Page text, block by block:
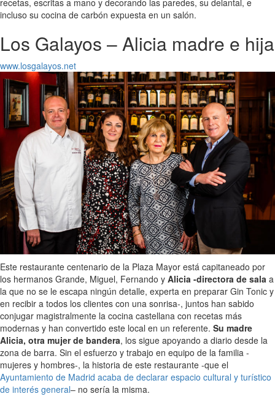
incluso su cocina de carbón expuesta en un salón.
Los Galayos – Alicia madre e hija
www.losgalayos.net
Este restaurante centenario de la Plaza Mayor está capitaneado por
los hermanos Grande, Miguel, Fernando y Alicia -directora de sala a
la que no se le escapa ningún detalle, experta en preparar Gin Tonic y
en recibir a todos los clientes con una sonrisa-, juntos han sabido
conjugar magistralmente la cocina castellana con recetas más
modernas y han convertido este local en un referente. Su madre
Alicia, otra mujer de bandera, los sigue apoyando a diario desde la
zona de barra. Sin el esfuerzo y trabajo en equipo de la familia -
mujeres y hombres-, la historia de este restaurante -que el
Ayuntamiento de Madrid acaba de declarar espacio cultural y turístico
de interés general– no sería la misma.